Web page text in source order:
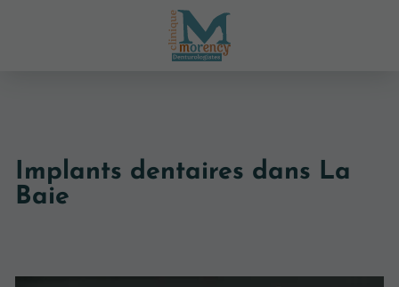
Implants dentaires dans La
Baie